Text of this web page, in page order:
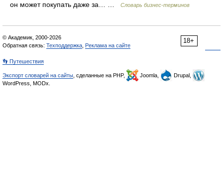
он может покупать даже за… …
Словарь бизнес-терминов
18+
© Академик, 2000-2026
Обратная связь: Техподдержка Реклама на сайте
👣 Путешествия
Экспорт словарей на сайты , сделанные на PHP, Joomla,
Drupal,
WordPress, MODx.